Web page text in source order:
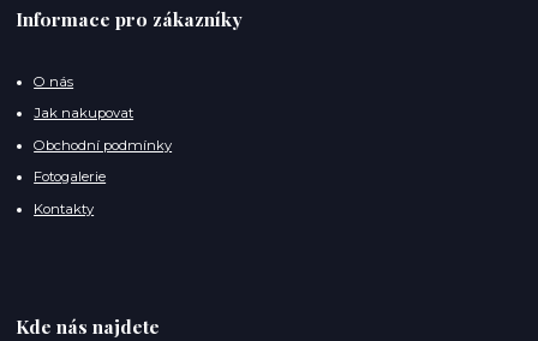
Informace pro zákazníky
O nás
Jak nakupovat
Obchodní podmínky
Fotogalerie
Kontakty
Kde nás najdete